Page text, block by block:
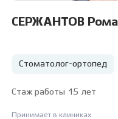
СЕРЖАНТОВ
Стоматолог-ортопед
Стаж работы 15 лет
Принимает в клиниках